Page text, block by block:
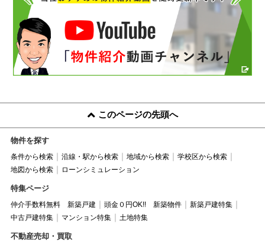
このページの先頭へ
物件を探す
条件から検索 沿線・駅から検索 地域から検索
学校区から検索
地図から検索
ローンシミュレーション
特集ページ
仲介手数料無料 新築戸建 頭金０円OK!! 新築物件
新築戸建特集
中古戸建特集
マンション特集 土地特集
不動産売却・買取